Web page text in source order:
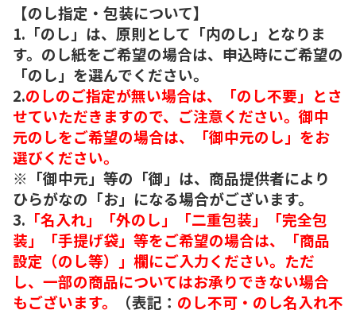
【のし指定・包装について】
1.「のし」は、原則として「内のし」となりま
す。のし紙をご希望の場合は、申込時にご希望の
「のし」を選んでください。
2.のしのご指定が無い場合は、「のし不要」とさ
せていただきますので、ご注意ください。御中
元のしをご希望の場合は、「御中元のし」をお
選びください。
※「御中元」等の「御」は、商品提供者により
ひらがなの「お」になる場合がございます。
3. 「名入れ」「外のし」「二重包装」「完全包
装」「手提げ袋」等をご希望の場合は、「商品
設定（のし等）」欄にご入力ください。ただ
し、一部の商品についてはお承りできない場合
もございます。
（表記： のし不可・のし名入れ不